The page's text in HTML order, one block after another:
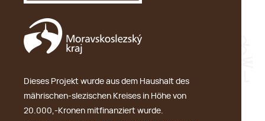
Dieses Projekt wurde aus dem Haushalt des
mährischen-slezischen Kreises in Höhe von
20.000,-Kronen mitfinanziert wurde.